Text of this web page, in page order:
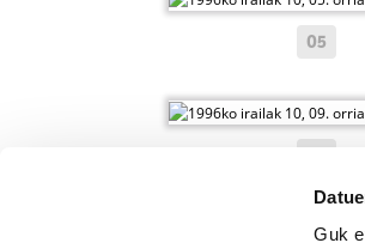
Guk
05